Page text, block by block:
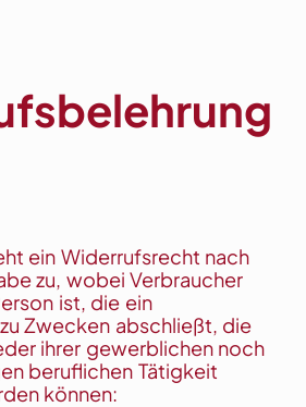
ein Widerrufsrecht nach
zu, wobei Verbraucher
ist, die ein
Zwecken abschließt, die
ihrer gewerblichen noch
beruflichen Tätigkeit
können: